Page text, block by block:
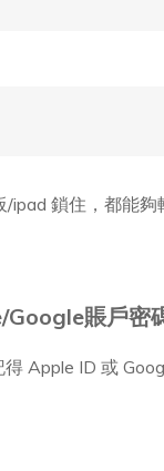
鎖住，都能夠
賬戶密
Apple ID 或